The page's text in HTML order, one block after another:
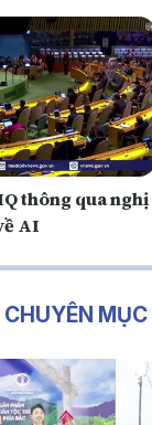
thông qua nghị
AI
MỤC